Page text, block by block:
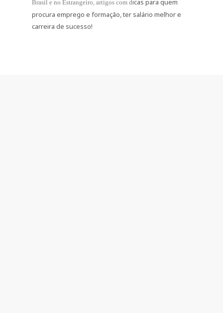
Brasil e no Estrangeiro , artigos com d
procura emprego e formação, ter salário melhor e
carreira de sucesso!